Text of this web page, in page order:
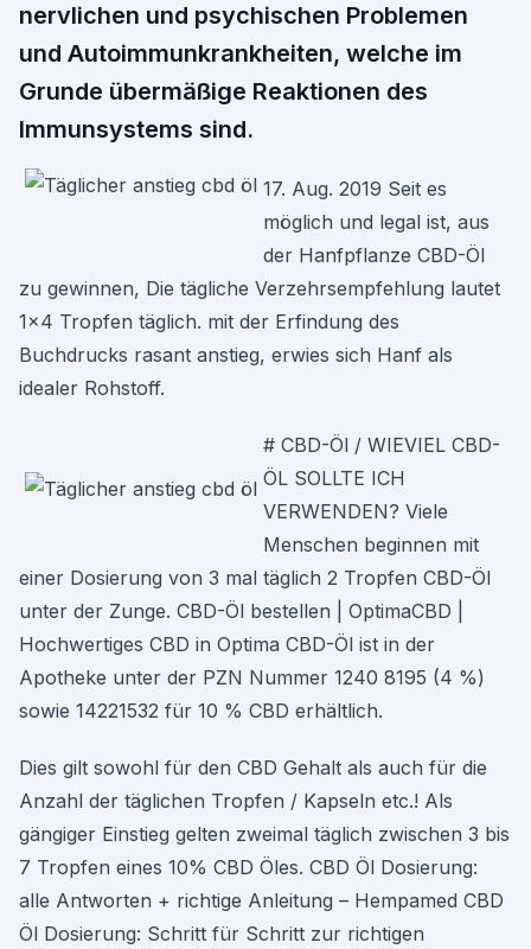
nervlichen und psychischen Problemen
und Autoimmunkrankheiten, welche im
Grunde übermäßige Reaktionen des
Immunsystems sind.
17. Aug. 2019 Seit es
möglich und legal ist, aus
der Hanfpflanze CBD-Öl
zu gewinnen, Die tägliche Verzehrsempfehlung lautet
1×4 Tropfen täglich. mit der Erfindung des
Buchdrucks rasant anstieg, erwies sich Hanf als
idealer Rohstoff.
# CBD-Öl / WIEVIEL CBD-
ÖL SOLLTE ICH
VERWENDEN? Viele
Menschen beginnen mit
einer Dosierung von 3 mal täglich 2 Tropfen CBD-Öl
unter der Zunge. CBD-Öl bestellen | OptimaCBD |
Hochwertiges CBD in Optima CBD-Öl ist in der
Apotheke unter der PZN Nummer 1240 8195 (4 %)
sowie 14221532 für 10 % CBD erhältlich.
Dies gilt sowohl für den CBD Gehalt als auch für die
Anzahl der täglichen Tropfen / Kapseln etc.! Als
gängiger Einstieg gelten zweimal täglich zwischen 3 bis
7 Tropfen eines 10% CBD Öles. CBD Öl Dosierung:
alle Antworten + richtige Anleitung – Hempamed CBD
Öl Dosierung: Schritt für Schritt zur richtigen